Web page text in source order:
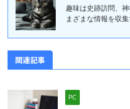
趣味は史跡訪問、
まざまな情報を収
関連記事
PC